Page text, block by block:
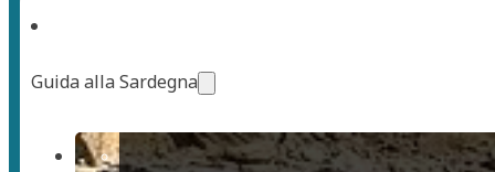
Guida alla Sardegna